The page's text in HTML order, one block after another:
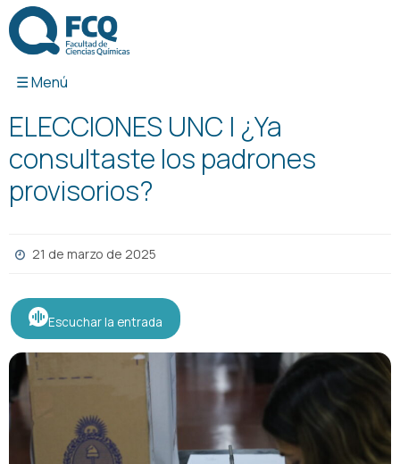
contenido
ELECCIONES UNC | ¿Ya
consultaste los padrones
provisorios?
21 de marzo de 2025
Escuchar la entrada